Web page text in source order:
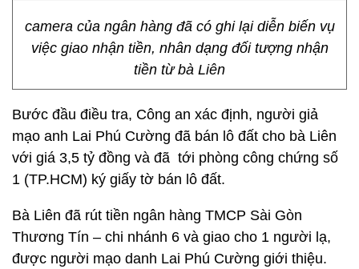
camera của ngân hàng đã có ghi lại diễn biến vụ
việc giao nhận tiền, nhân dạng đối tượng nhận
tiền từ bà Liên
Bước đầu điều tra, Công an xác định, người giả
mạo anh Lai Phú Cường đã bán lô đất cho bà Liên
với giá 3,5 tỷ đồng và đã tới phòng công chứng số
1 (TP.HCM) ký giấy tờ bán lô đất.
Bà Liên đã rút tiền ngân hàng TMCP Sài Gòn
Thương Tín – chi nhánh 6 và giao cho 1 người lạ,
được người mạo danh Lai Phú Cường giới thiệu.